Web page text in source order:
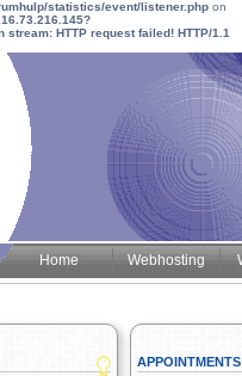
statistics/event/listener.php on
HTTP request failed! HTTP/1.1
Home Webhosting
APPOINTMENTS